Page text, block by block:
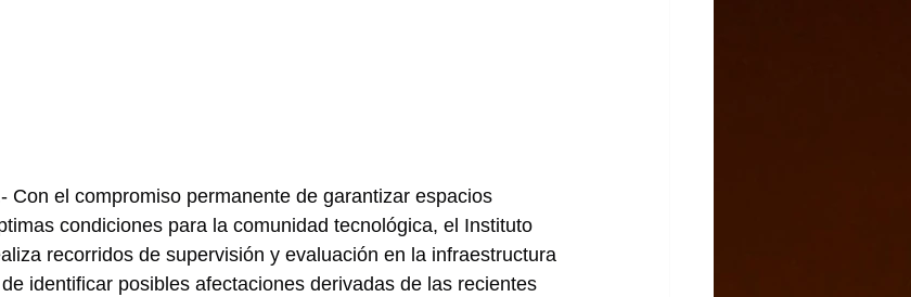
Con el compromiso permanente de garantizar espacios
condiciones para la comunidad tecnológica, el Instituto
recorridos de supervisión y evaluación en la infraestructura
identificar posibles afectaciones derivadas de las recientes